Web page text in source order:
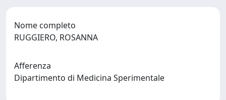
Nome completo
RUGGIERO, ROSANNA
Afferenza
Dipartimento di Medicina Sperimentale